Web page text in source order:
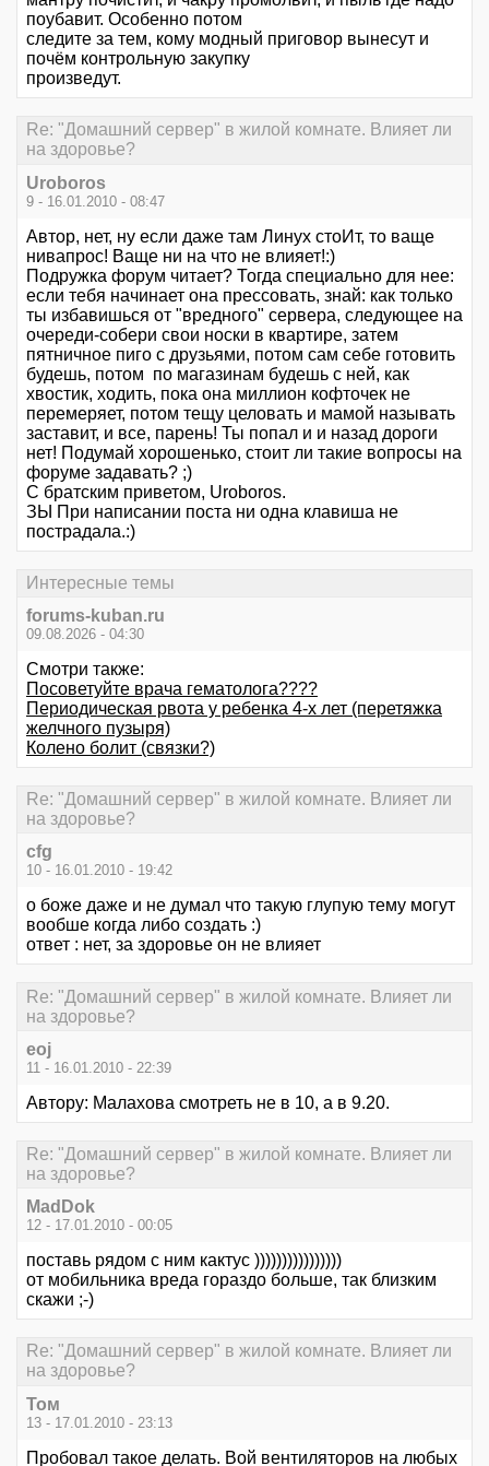
поубавит. Особенно потом
следите за тем, кому модный приговор вынесут и
почём контрольную закупку
произведут.
Re: "Домашний сервер" в жилой комнате. Влияет ли
на здоровье?
Uroboros
9 - 16.01.2010 - 08:47
Автор, нет, ну если даже там Линух стоИт, то ваще
нивапрос! Ваще ни на что не влияет!:)
Подружка форум читает? Тогда специально для нее:
если тебя начинает она прессовать, знай: как только
ты избавишься от "вредного" сервера, следующее на
очереди-собери свои носки в квартире, затем
пятничное пиго с друзьями, потом сам себе готовить
будешь, потом по магазинам будешь с ней, как
хвостик, ходить, пока она миллион кофточек не
перемеряет, потом тещу целовать и мамой называть
заставит, и все, парень! Ты попал и и назад дороги
нет! Подумай хорошенько, стоит ли такие вопросы на
форуме задавать? ;)
С братским приветом, Uroboros.
ЗЫ При написании поста ни одна клавиша не
пострадала.:)
Интересные темы
forums-kuban.ru
09.08.2026 - 04:30
Смотри также:
Посоветуйте врача гематолога????
Периодическая рвота у ребенка 4-х лет (перетяжка
желчного пузыря)
Колено болит (связки?)
Re: "Домашний сервер" в жилой комнате. Влияет ли
на здоровье?
cfg
10 - 16.01.2010 - 19:42
о боже даже и не думал что такую глупую тему могут
вообше когда либо создать :)
ответ : нет, за здоровье он не влияет
Re: "Домашний сервер" в жилой комнате. Влияет ли
на здоровье?
eoj
11 - 16.01.2010 - 22:39
Автору: Малахова смотреть не в 10, а в 9.20.
Re: "Домашний сервер" в жилой комнате. Влияет ли
на здоровье?
MadDok
12 - 17.01.2010 - 00:05
поставь рядом с ним кактус ))))))))))))))))
от мобильника вреда гораздо больше, так близким
скажи ;-)
Re: "Домашний сервер" в жилой комнате. Влияет ли
на здоровье?
Том
13 - 17.01.2010 - 23:13
Пробовал такое делать. Вой вентиляторов на любых